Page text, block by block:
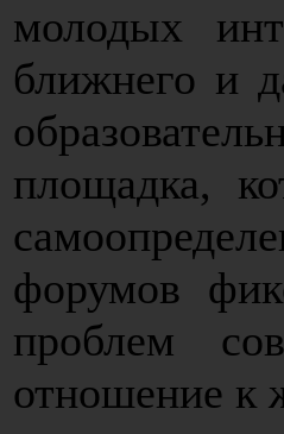
молодых
ближнего и
площадка,
форумов
проблем
отношение к